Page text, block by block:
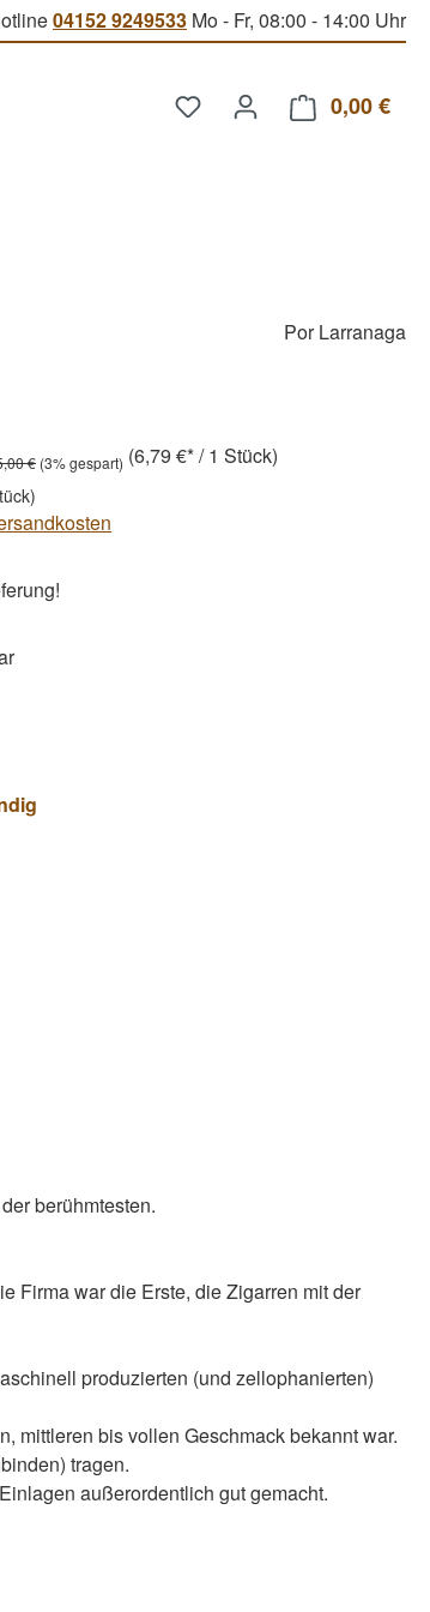
04152 9249533 Mo - Fr, 08:00 - 14:00 Uhr
Du hast 0 Produkte auf
0,00 €
Por Larranaga
€ (3% gespart) (6,79 €* / 1 Stück)
berühmtesten.
Firma war die Erste, die Zigarren mit der
produzierten (und zellophanierten)
mittleren bis vollen Geschmack bekannt war.
tragen.
außerordentlich gut gemacht.